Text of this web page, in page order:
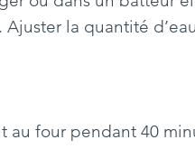
la quantité
four pendant 40